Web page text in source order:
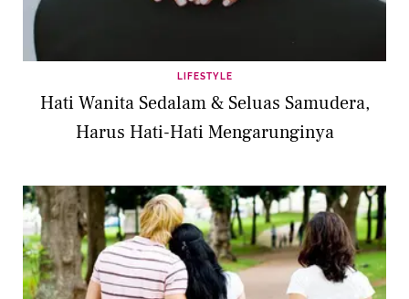
LIFESTYLE
Hati Wanita Sedalam & Seluas Samudera,
Harus Hati-Hati Mengarunginya